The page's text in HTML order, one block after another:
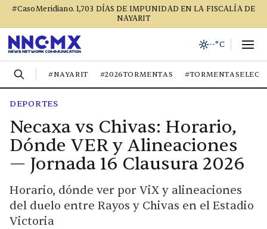
#CasoMeridiano. 1,703 DÍAS DE IMPUNIDAD EN LA FISCALÍA DE
NAYARIT
--°C
#NAYARIT #2026TORMENTAS
DEPORTES
Necaxa vs Chivas: Horario,
Dónde VER y Alineaciones
— Jornada 16 Clausura 2026
Horario, dónde ver por ViX y alineaciones
del duelo entre Rayos y Chivas en el Estadio
Victoria